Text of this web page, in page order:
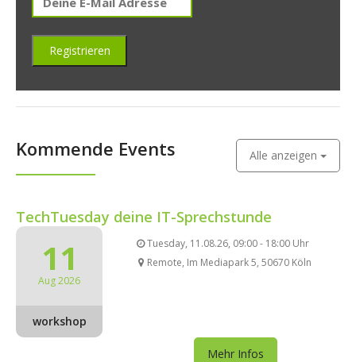
Kommende Events Alle anzeigen
TechTuesday deine IT-Sprechstunde
11
Aug 2026
workshop
Tuesday, 11.08.26, 09:00 - 18:00 Uhr
Remote, Im Mediapark 5, 50670 Köln
Mehr Infos